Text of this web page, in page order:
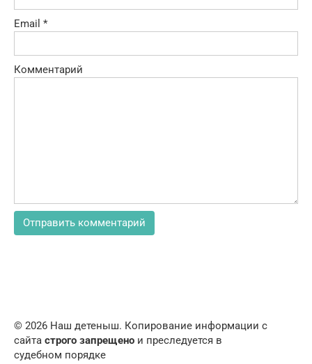
Email *
Комментарий
© 2026 Наш детеныш. Копирование информации с
сайта строго запрещено и преследуется в
судебном порядке